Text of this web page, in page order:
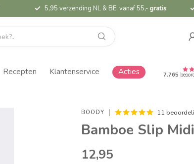
5,95 verzending NL & BE, vanaf 55,- gratis
Recepten Klantenservice Acties 7.765
BOODY 11
Bamboe Slip
12,95